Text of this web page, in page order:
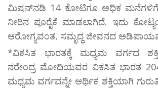
ಮಿಷನ್‌ನಡಿ 14 ಕೋಟಿಗೂ ಅಧಿಕ ಮನೆಗಳಿಗೆ
ನೀರಿನ ಪೂರೈಕೆ ಮಾಡಲಾಗಿದೆ. ಇದು
ಆರೋಗ್ಯವಂತ, ಸಮೃದ್ಧ ಜೀವನದ
*ವಿಕಸಿತ ಭಾರತಕ್ಕೆ ಮಧ್ಯಮ ವರ್ಗದ
ನರೇಂದ್ರ ಮೋದಿಯವರ ವಿಕಸಿತ ಭಾರತ
ಮಧ್ಯಮ ವರ್ಗವನ್ನೇ ಆರ್ಥಿಕ ಶಕ್ತಿಯಾಗಿ